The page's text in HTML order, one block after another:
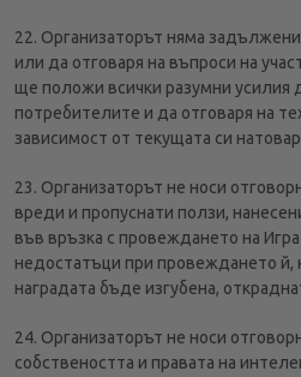
22. Организаторът няма
или да отговаря на въпроси на
ще положи всички разумни усилия
потребителите и да отговаря на
зависимост от текущата си
23. Организаторът не носи
вреди и пропуснати ползи,
във връзка с провеждането на
недостатъци при провеждането й,
наградата бъде изгубена,
24. Организаторът не носи
собствеността и правата на